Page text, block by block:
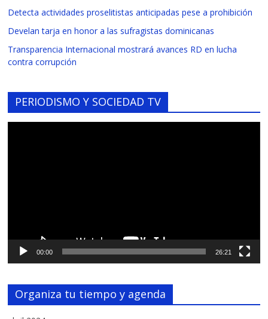
Detecta actividades proselitistas anticipadas pese a prohibición
Develan tarja en honor a las sufragistas dominicanas
Transparencia Internacional mostrará avances RD en lucha
contra corrupción
PERIODISMO Y SOCIEDAD TV
00:00 26:21
Organiza tu tiempo y agenda